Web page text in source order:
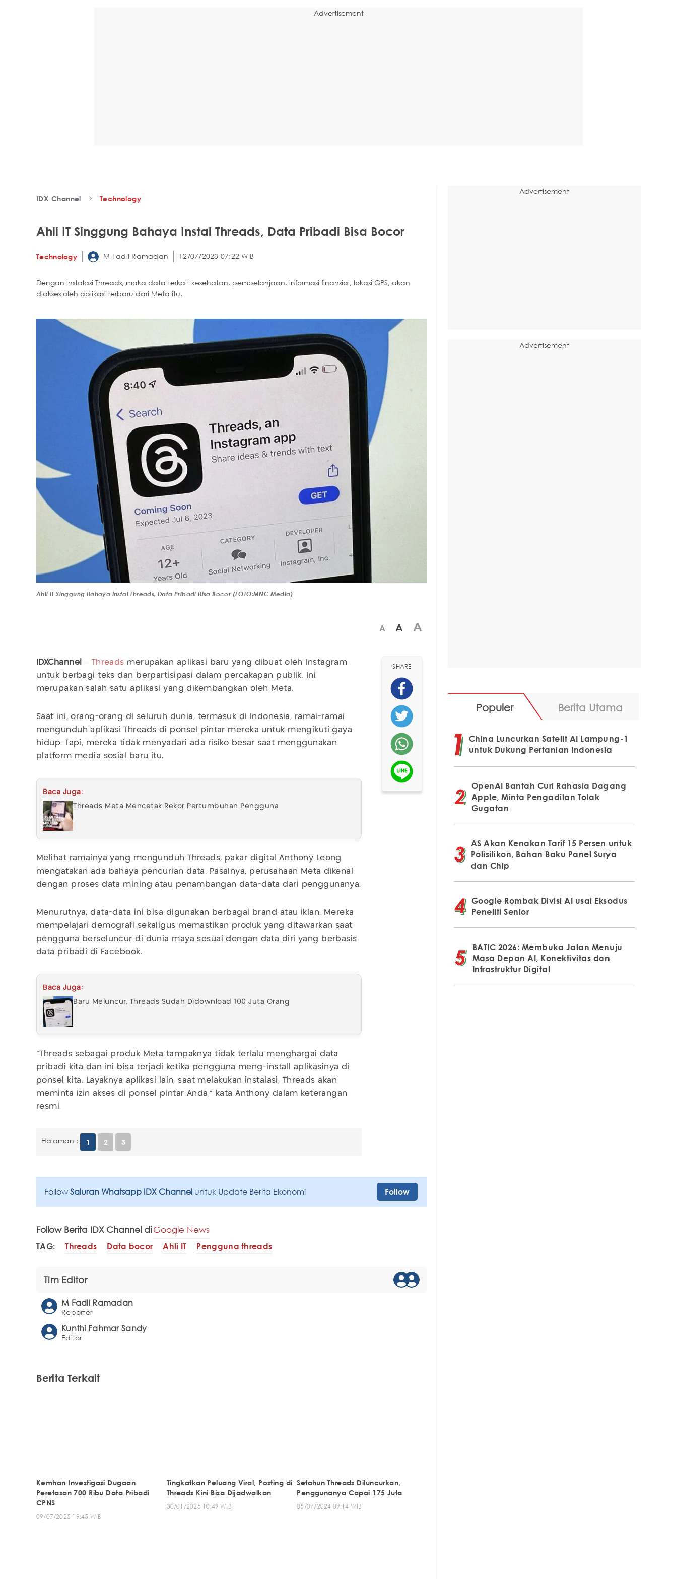
Advertisement
IDX Channel Technology
Ahli IT Singgung Bahaya Instal Threads, Data Pribadi Bisa Bocor
Technology M Fadli Ramadan 12/07/2023 07:22 WIB
Dengan instalasi Threads, maka data terkait kesehatan, pembelanjaan, informasi finansial, lokasi GPS, akan
diakses oleh aplikasi terbaru dari Meta itu.
Ahli IT Singgung Bahaya Instal Threads, Data Pribadi Bisa Bocor (FOTO:MNC Media)
A A A
IDXChannel – Threads merupakan aplikasi baru yang dibuat oleh Instagram
untuk berbagi teks dan berpartisipasi dalam percakapan publik. Ini
merupakan salah satu aplikasi yang dikembangkan oleh Meta.
Saat ini, orang-orang di seluruh dunia, termasuk di Indonesia, ramai-ramai
mengunduh aplikasi Threads di ponsel pintar mereka untuk mengikuti gaya
hidup. Tapi, mereka tidak menyadari ada risiko besar saat menggunakan
platform media sosial baru itu.
Baca Juga:
Threads Meta Mencetak Rekor Pertumbuhan Pengguna
Melihat ramainya yang mengunduh Threads, pakar digital Anthony Leong
mengatakan ada bahaya pencurian data. Pasalnya, perusahaan Meta dikenal
dengan proses data mining atau penambangan data-data dari penggunanya.
Menurutnya, data-data ini bisa digunakan berbagai brand atau iklan. Mereka
mempelajari demografi sekaligus memastikan produk yang ditawarkan saat
pengguna berseluncur di dunia maya sesuai dengan data diri yang berbasis
data pribadi di Facebook.
Baca Juga:
Baru Meluncur, Threads Sudah Didownload 100 Juta Orang
“Threads sebagai produk Meta tampaknya tidak terlalu menghargai data
pribadi kita dan ini bisa terjadi ketika pengguna meng-install aplikasinya di
ponsel kita. Layaknya aplikasi lain, saat melakukan instalasi, Threads akan
meminta izin akses di ponsel pintar Anda,” kata Anthony dalam keterangan
resmi.
Halaman : 1 2 3
SHARE
Follow Saluran Whatsapp IDX Channel untuk Update Berita Ekonomi Follow
Follow Berita IDX Channel diGoogle News
TAG: Threads Data bocor Ahli IT Pengguna threads
Tim Editor
M Fadli Ramadan
Reporter
Kunthi Fahmar Sandy
Editor
Berita Terkait
Kemhan Investigasi Dugaan
Peretasan 700 Ribu Data Pribadi
CPNS
09/07/2025 19:45 WIB
Tingkatkan Peluang Viral, Posting di
Threads Kini Bisa Dijadwalkan
30/01/2025 10:49 WIB
Setahun Threads Diluncurkan,
Penggunanya Capai 175 Juta
05/07/2024 09:14 WIB
Advertisement
Advertisement
Populer Berita Utama
China Luncurkan Satelit AI Lampung-1
untuk Dukung Pertanian Indonesia
OpenAI Bantah Curi Rahasia Dagang
Apple, Minta Pengadilan Tolak
Gugatan
AS Akan Kenakan Tarif 15 Persen untuk
Polisilikon, Bahan Baku Panel Surya
dan Chip
Google Rombak Divisi AI usai Eksodus
Peneliti Senior
BATIC 2026: Membuka Jalan Menuju
Masa Depan AI, Konektivitas dan
Infrastruktur Digital